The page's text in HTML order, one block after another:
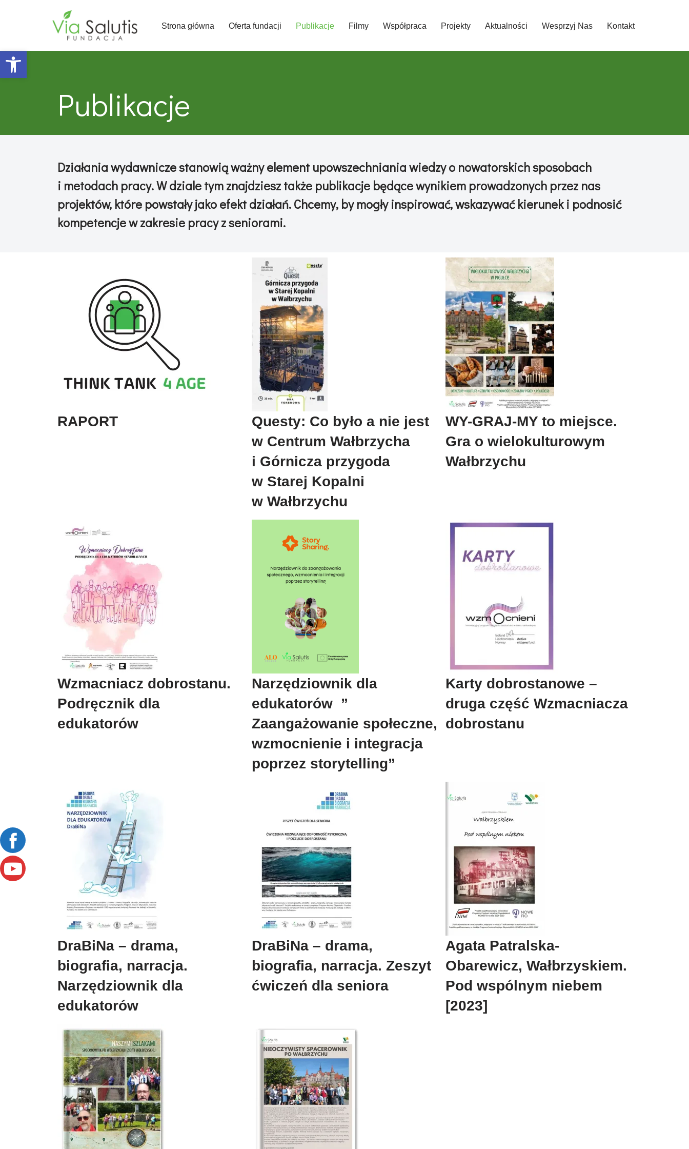
Open toolbar
treści
Strona główna Oferta fundacji Publikacje Filmy Współpraca Projekty Aktualności Wesprzyj Nas Kontakt
Publikacje
Działania wydawnicze stanowią ważny element upowszechniania wiedzy o nowatorskich sposobach
i metodach pracy. W dziale tym znajdziesz także publikacje będące wynikiem prowadzonych przez nas
projektów, które powstały jako efekt działań. Chcemy, by mogły inspirować, wskazywać kierunek i podnosić
kompetencje w zakresie pracy z seniorami.
RAPORT
Questy: Co było a nie jest
w Centrum Wałbrzycha
i Górnicza przygoda
w Starej Kopalni
w Wałbrzychu
WY-GRAJ-MY to miejsce.
Gra o wielokulturowym
Wałbrzychu
Wzmacniacz dobrostanu.
Podręcznik dla
edukatorów
Narzędziownik dla
edukatorów ”
Zaangażowanie społeczne,
wzmocnienie i integracja
poprzez storytelling”
Karty dobrostanowe –
druga część Wzmacniacza
dobrostanu​
DraBiNa – drama,
biografia, narracja.
Narzędziownik dla
edukatorów
DraBiNa – drama,
biografia, narracja. Zeszyt
ćwiczeń dla seniora
Agata Patralska-
Obarewicz, Wałbrzyskiem.
Pod wspólnym niebem
[2023]